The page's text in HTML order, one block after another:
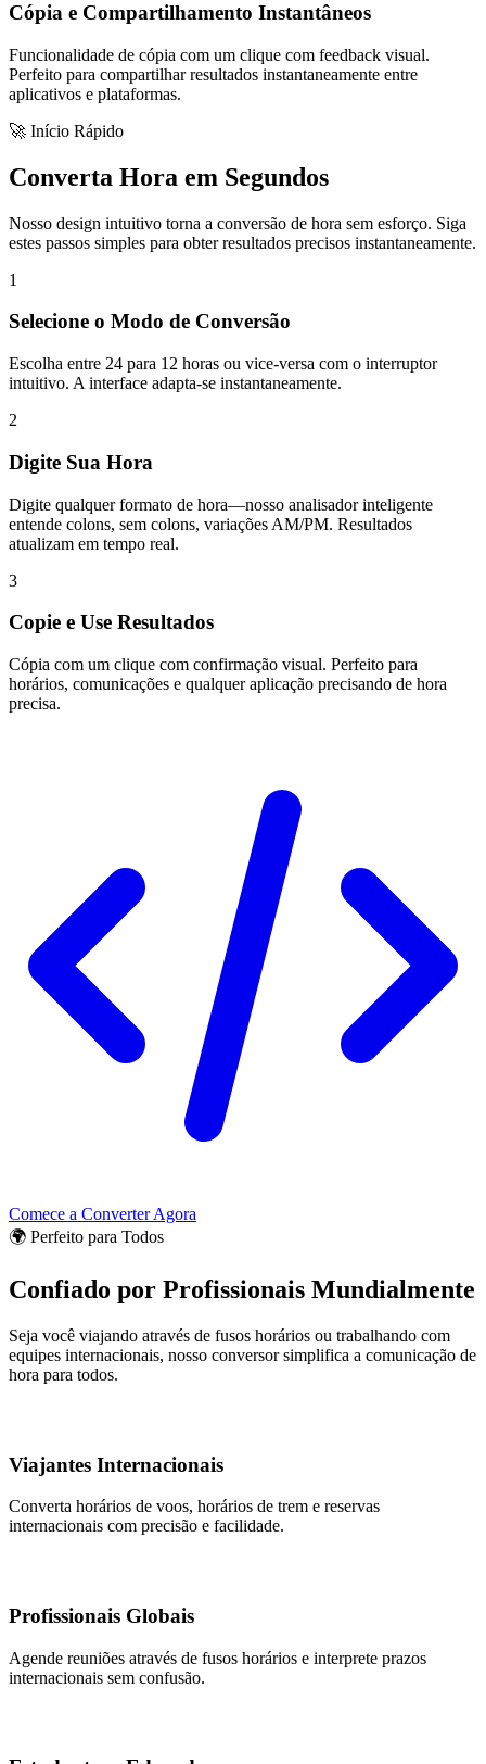
Cópia e Compartilhamento Instantâneos
Funcionalidade de cópia com um clique com feedback visual.
Perfeito para compartilhar resultados instantaneamente entre
aplicativos e plataformas.
🚀 Início Rápido
Converta Hora em Segundos
Nosso design intuitivo torna a conversão de hora sem esforço. Siga
estes passos simples para obter resultados precisos instantaneamente.
1
Selecione o Modo de Conversão
Escolha entre 24 para 12 horas ou vice-versa com o interruptor
intuitivo. A interface adapta-se instantaneamente.
2
Digite Sua Hora
Digite qualquer formato de hora—nosso analisador inteligente
entende colons, sem colons, variações AM/PM. Resultados
atualizam em tempo real.
3
Copie e Use Resultados
Cópia com um clique com confirmação visual. Perfeito para
horários, comunicações e qualquer aplicação precisando de hora
precisa.
Comece a Converter Agora
🌍 Perfeito para Todos
Confiado por Profissionais Mundialmente
Seja você viajando através de fusos horários ou trabalhando com
equipes internacionais, nosso conversor simplifica a comunicação de
hora para todos.
Viajantes Internacionais
Converta horários de voos, horários de trem e reservas
internacionais com precisão e facilidade.
Profissionais Globais
Agende reuniões através de fusos horários e interprete prazos
internacionais sem confusão.